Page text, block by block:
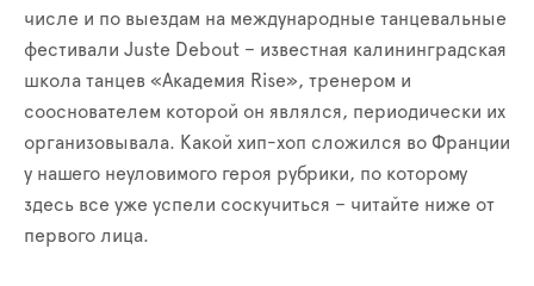
числе и по выездам на международные танцевальные
фестивали Juste Debout – известная калининградская
школа танцев «Академия Rise», тренером и
сооснователем которой он являлся, периодически их
организовывала. Какой хип-хоп сложился во Франции
у нашего неуловимого героя рубрики, по которому
здесь все уже успели соскучиться – читайте ниже от
первого лица.